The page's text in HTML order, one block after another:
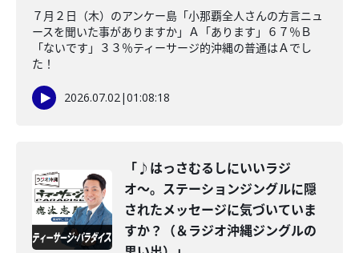
７月２日（木）のアンケー島「小那覇全人さんの方言ニュ
ースを聞いた事がありますか」Ａ「あります」６７％Ｂ
「ないです」３３％ティーサージ的沖縄の普通はＡでし
た！
2026.07.02|01:08:18
「♪はっさむるしにいいラジ
オ〜。ステーションジングルに隠
されたメッセージに気づいていま
すか？（＆ラジオ沖縄ジングルの